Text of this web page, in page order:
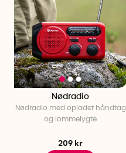
Nødradio
Nødradio med opladet håndtag
og lommelygte
209 kr